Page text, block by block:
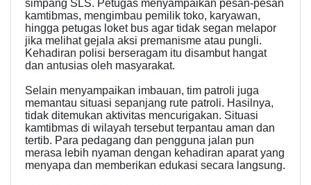
simpang SLS. Petugas menyampaikan pesan-pesan
kamtibmas, mengimbau pemilik toko, karyawan,
hingga petugas loket bus agar tidak segan melapor
jika melihat gejala aksi premanisme atau pungli.
Kehadiran polisi berseragam itu disambut hangat
dan antusias oleh masyarakat.
Selain menyampaikan imbauan, tim patroli juga
memantau situasi sepanjang rute patroli. Hasilnya,
tidak ditemukan aktivitas mencurigakan. Situasi
kamtibmas di wilayah tersebut terpantau aman dan
tertib. Para pedagang dan pengguna jalan pun
merasa lebih nyaman dengan kehadiran aparat yang
menyapa dan memberikan edukasi secara langsung.